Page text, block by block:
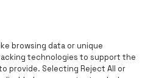
browsing data or unique
technologies to support the
provide. Selecting Reject All or